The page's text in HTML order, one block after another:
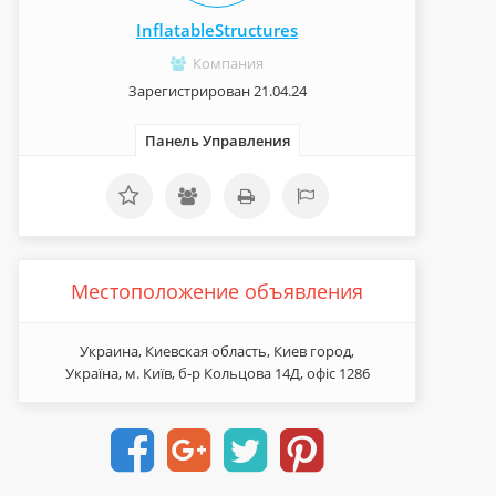
InflatableStructures
Компания
Зарегистрирован 21.04.24
Панель Управления
Местоположение объявления
Украина, Киевская область, Киев город,
Україна, м. Київ, б-р Кольцова 14Д, офіс 1286